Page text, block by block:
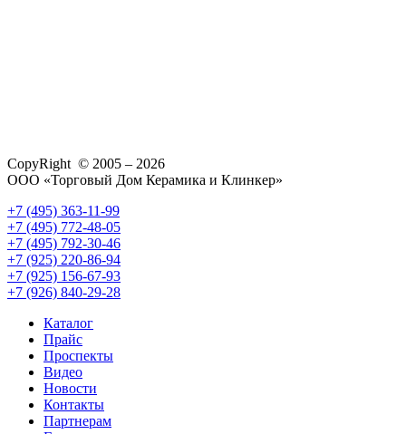
CopyRight © 2005 – 2026
ООО «Торговый Дом Керамика и Клинкер»
+7 (495) 363-11-99
+7 (495) 772-48-05
+7 (495) 792-30-46
+7 (925) 220-86-94
+7 (925) 156-67-93
+7 (926) 840-29-28
Каталог
Прайс
Проспекты
Видео
Новости
Контакты
Партнерам